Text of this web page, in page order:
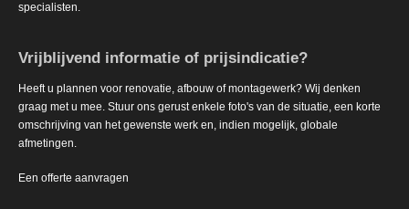
specialisten.
Vrijblijvend informatie of prijsindicatie?
Heeft u plannen voor renovatie, afbouw of montagewerk? Wij denken
graag met u mee. Stuur ons gerust enkele foto's van de situatie, een korte
omschrijving van het gewenste werk en, indien mogelijk, globale
afmetingen.
Een offerte aanvragen